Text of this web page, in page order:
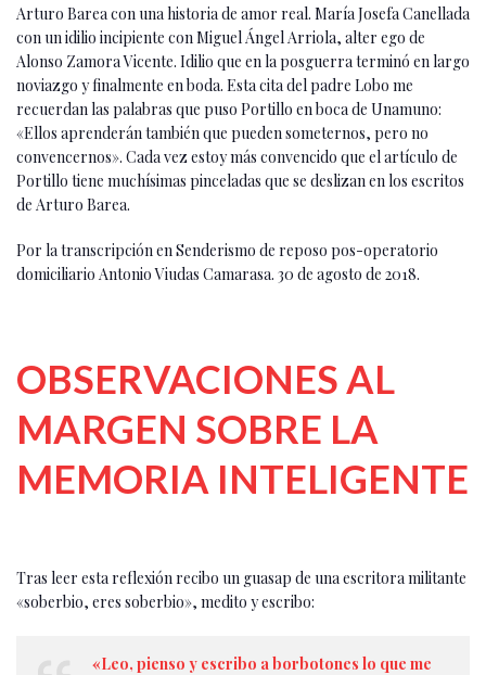
Arturo Barea con una historia de amor real. María Josefa Canellada
con un idilio incipiente con Miguel Ángel Arriola, alter ego de
Alonso Zamora Vicente. Idilio que en la posguerra terminó en largo
noviazgo y finalmente en boda. Esta cita del padre Lobo me
recuerdan las palabras que puso Portillo en boca de Unamuno:
«Ellos aprenderán también que pueden someternos, pero no
convencernos». Cada vez estoy más convencido que el artículo de
Portillo tiene muchísimas pinceladas que se deslizan en los escritos
de Arturo Barea.
Por la transcripción en Senderismo de reposo pos-operatorio
domiciliario Antonio Viudas Camarasa. 30 de agosto de 2018.
OBSERVACIONES AL
MARGEN SOBRE LA
MEMORIA INTELIGENTE
Tras leer esta reflexión recibo un guasap de una escritora militante
«soberbio, eres soberbio», medito y escribo:
«Leo, pienso y escribo a borbotones lo que me